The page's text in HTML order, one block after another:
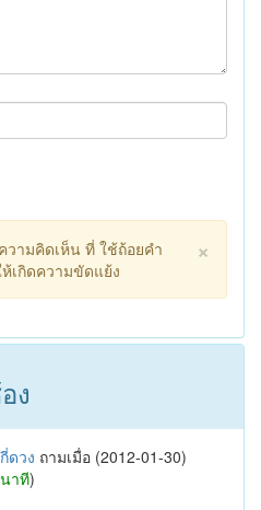
×
ามคิดเห็น ที่ ใช้ถ้อยคำ
เกิดความขัดแย้ง
ง
ดวง ถามเมื่อ (2012-01-30)
าที)